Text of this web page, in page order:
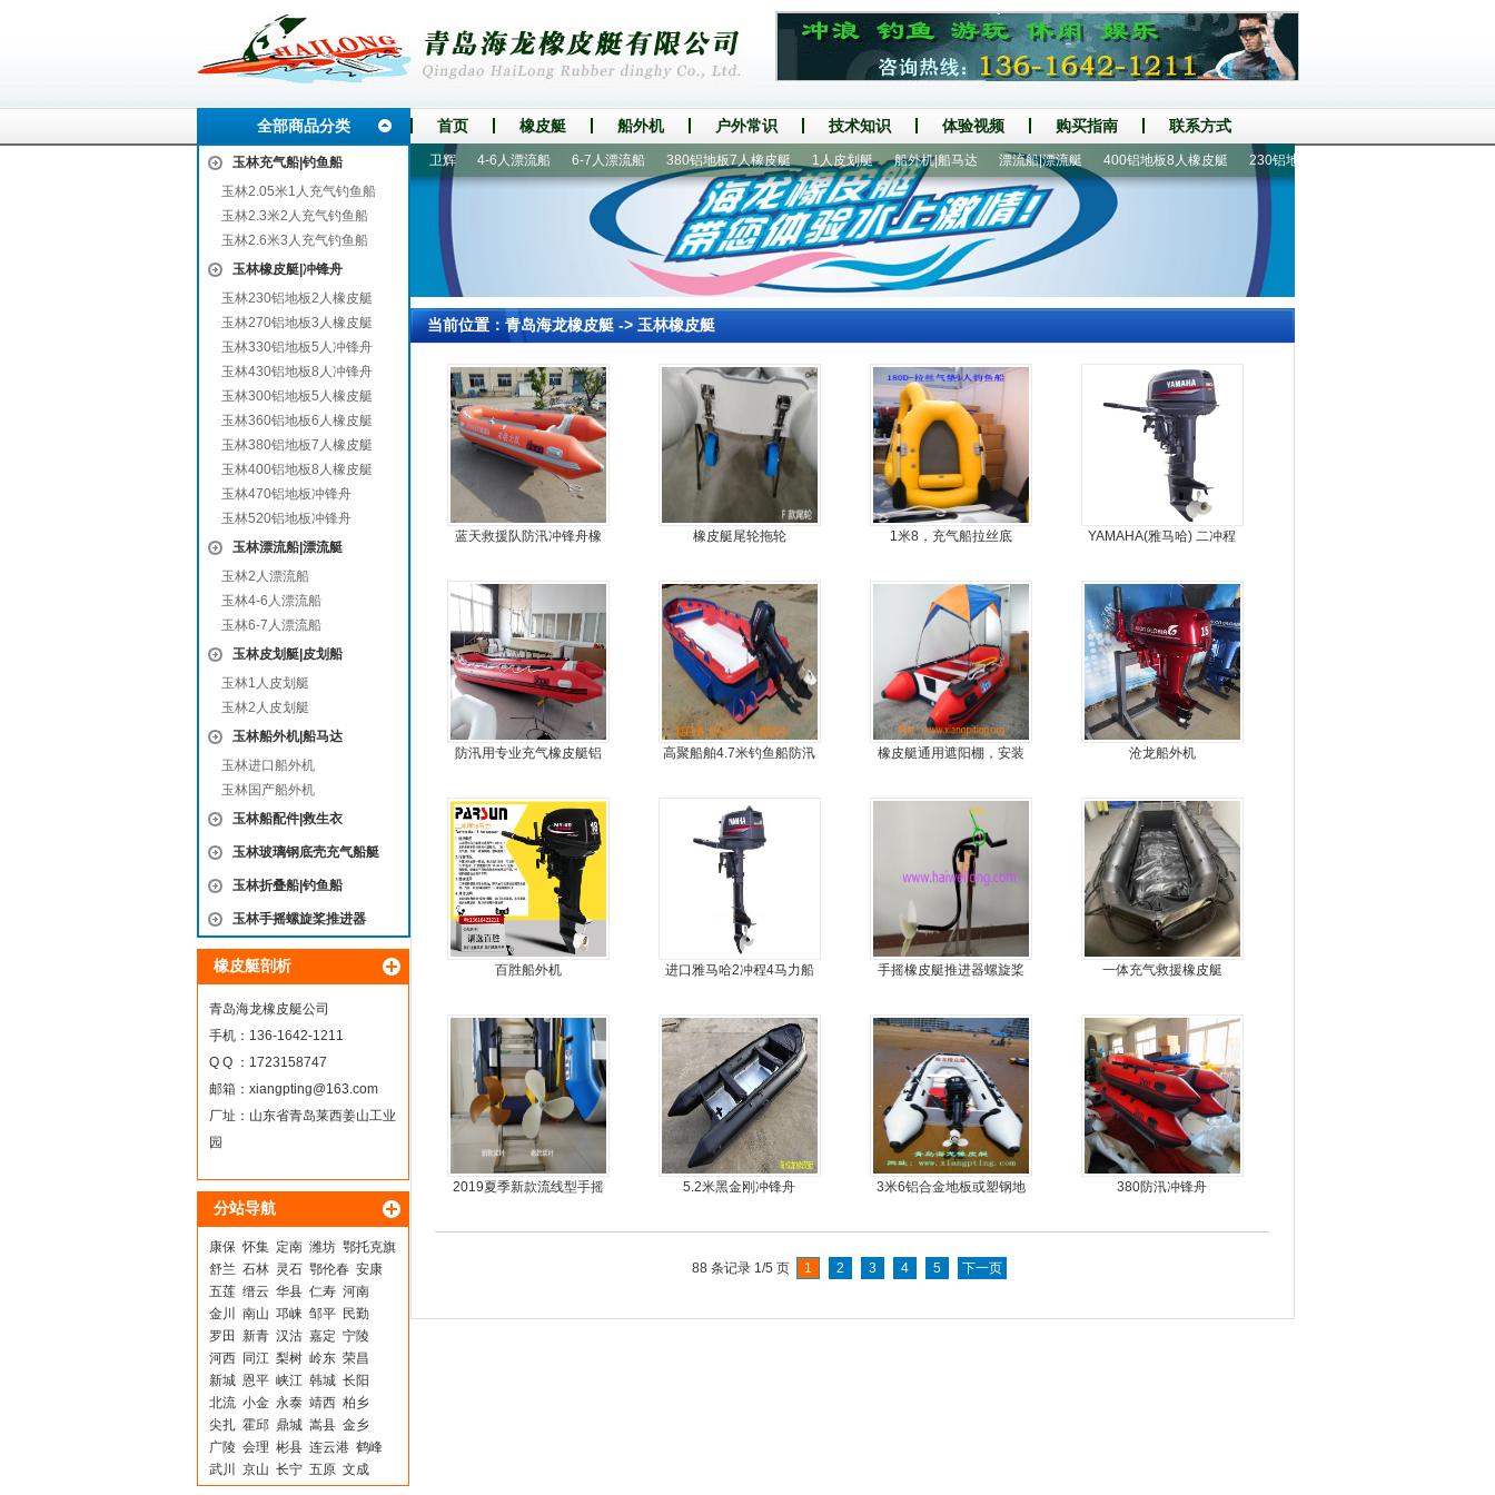
全部商品分类 首页 橡皮艇 船外机 户外常识 技术知识 体验视频 购买指南 联系方式
玉林充气船|钓鱼船
玉林2.05米1人充气钓鱼船
玉林2.3米2人充气钓鱼船
玉林2.6米3人充气钓鱼船
玉林橡皮艇|冲锋舟
玉林230铝地板2人橡皮艇
玉林270铝地板3人橡皮艇
玉林330铝地板5人冲锋舟
玉林430铝地板8人冲锋舟
玉林300铝地板5人橡皮艇
玉林360铝地板6人橡皮艇
玉林380铝地板7人橡皮艇
玉林400铝地板8人橡皮艇
玉林470铝地板冲锋舟
玉林520铝地板冲锋舟
玉林漂流船|漂流艇
玉林2人漂流船
玉林4-6人漂流船
玉林6-7人漂流船
玉林皮划艇|皮划船
玉林1人皮划艇
玉林2人皮划艇
玉林船外机|船马达
玉林进口船外机
玉林国产船外机
玉林船配件|救生衣
玉林玻璃钢底壳充气船艇
玉林折叠船|钓鱼船
玉林手摇螺旋桨推进器
橡皮艇剖析
青岛海龙橡皮艇公司
手机：136-1642-1211
Q Q ：1723158747
邮箱： xiangpting@163.com
厂址：山东省青岛莱西姜山工业
园
分站导航
康保 怀集 定南 潍坊 鄂托克旗
舒兰 石林 灵石 鄂伦春 安康
五莲 缙云 华县 仁寿 河南
金川
南山 邛崃 邹平
民勤
罗田 新青 汉沽 嘉定 宁陵
河西
同江 梨树 岭东 荣昌
新城 恩平 峡江 韩城 长阳
北流 小金 永泰 靖西 柏乡
尖扎 霍邱 鼎城 嵩县 金乡
广陵 会理 彬县 连云港 鹤峰
武川
京山 长宁 五原 文成
克东 常州 达县 卫辉 4-6人漂流船 6-7人漂流船 380铝地板7人橡皮艇 1人皮划艇 船外机|船马达 漂流船|漂流艇 400铝地板8人橡皮艇 230铝地板2人橡皮艇
当前位置： 青岛海龙橡皮艇-> 玉林橡皮艇
蓝天救援队防汛冲锋舟橡
橡皮艇尾轮拖轮 1米8，充气船拉丝底
YAMAHA(雅马哈) 二冲程
防汛用专业充气橡皮艇铝
高聚船舶4.7米钓鱼船防汛
力艇
橡皮艇通用遮阳棚，安装
沧龙船外机
百胜船外机
进口雅马哈2冲程4马力船
手摇橡皮艇推进器螺旋桨
一体充气救援橡皮艇
2019夏季新款流线型手摇
5.2米黑金刚冲锋舟
3米6铝合金地板或塑钢地
380防汛冲锋舟
88 条记录 1/5 页 1 2 3 4 5 下一页